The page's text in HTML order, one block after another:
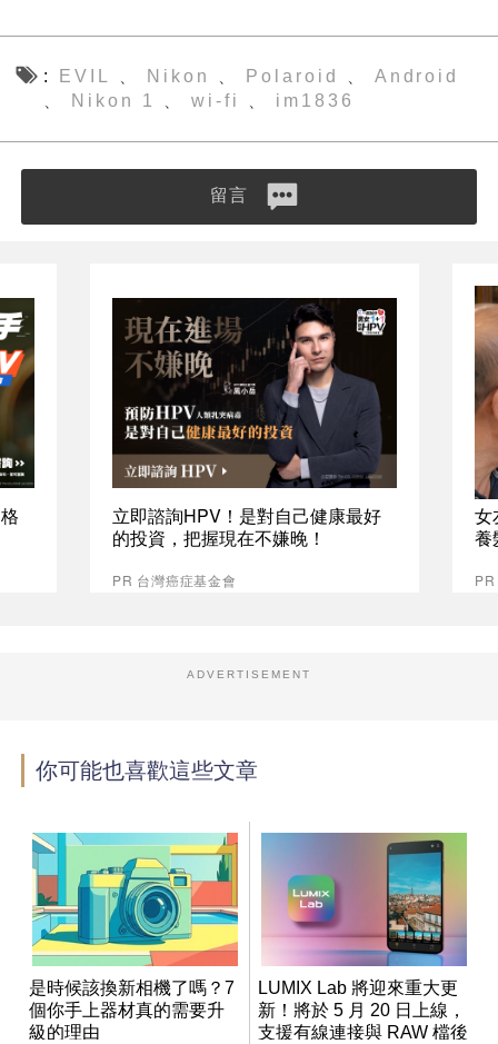
EVIL Nikon Polaroid Android
Nikon 1 wi-fi im1836
留言
立即諮詢HPV！是對自己健康最好
的投資，把握現在不嫌晚！
PR 台灣癌症基金會
女
養
ADVERTISEMENT
你可能也喜歡這些文章
是時候該換新相機了嗎？7
個你手上器材真的需要升
級的理由
LUMIX Lab 將迎來重大更
新！將於 5 月 20 日上線，
支援有線連接與 RAW 檔後